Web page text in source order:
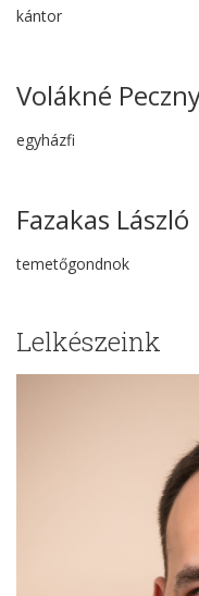
kántor
Volákné
egyházfi
Fazakas László
temetőgondnok
Lelkészeink